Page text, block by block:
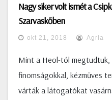
Nagy siker volt ismét a
Szarvaskőben
okt 21, 2018 Agria
Mint a Heol-tól megtudtuk,
finomságokkal, kézműves
várták a látogatókat